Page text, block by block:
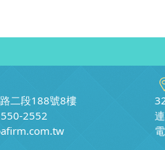
二段188號8樓
2552